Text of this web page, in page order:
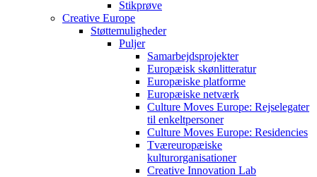
Stikprøve
Creative Europe
Støttemuligheder
Puljer
Samarbejdsprojekter
Europæisk skønlitteratur
Europæiske platforme
Europæiske netværk
Culture Moves Europe: Rejselegater
til enkeltpersoner
Culture Moves Europe: Residencies
Tværeuropæiske
kulturorganisationer
Creative Innovation Lab